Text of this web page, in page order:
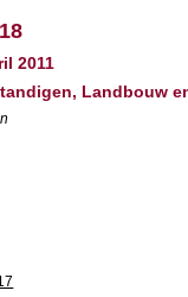
2011
Landbouw